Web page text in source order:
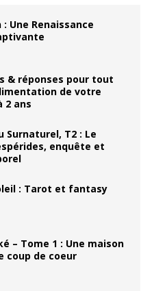
Une Renaissance
& réponses pour tout
de votre
2 ans
Surnaturel, T2 : Le
enquête et
: Tarot et fantasy
– Tome 1 : Une maison
coup de coeur